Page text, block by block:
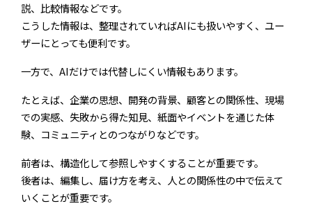
説、比較情報などです。
こうした情報は、整理されていればAIにも扱いやすく、ユー
ザーにとっても便利です。
一方で、AIだけでは代替しにくい情報もあります。
たとえば、企業の思想、開発の背景、顧客との関係性、現場
での実感、失敗から得た知見、紙面やイベントを通じた体
験、コミュニティとのつながりなどです。
前者は、構造化して参照しやすくすることが重要です。
後者は、編集し、届け方を考え、人との関係性の中で伝えて
いくことが重要です。